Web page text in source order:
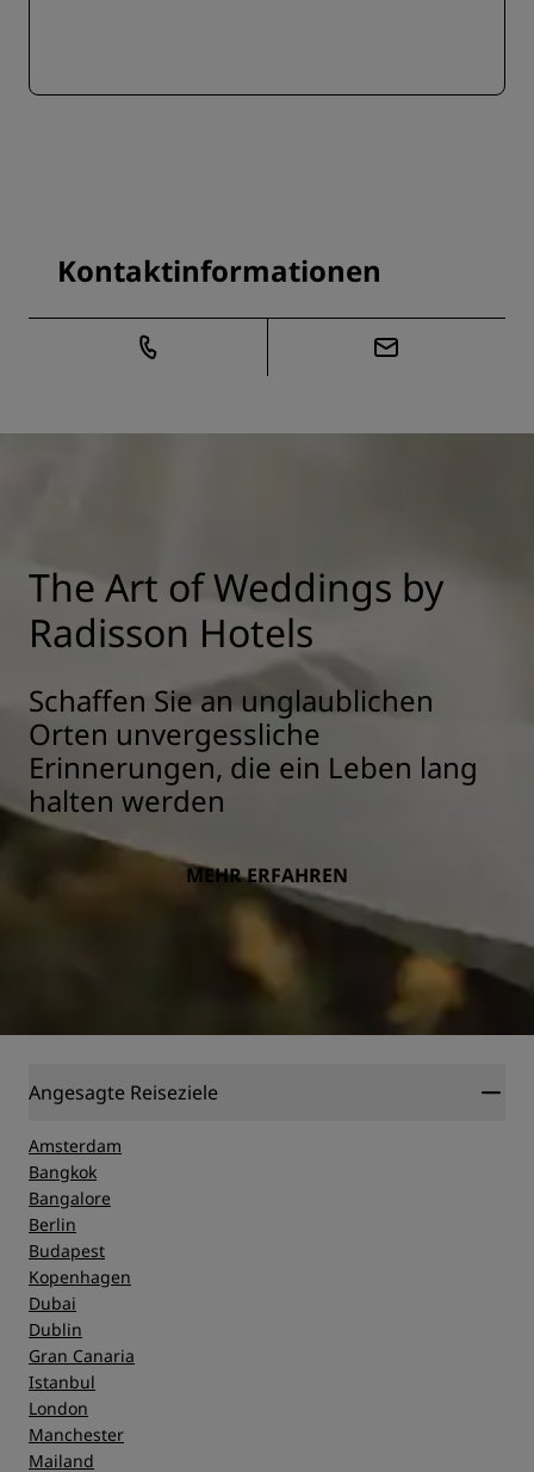
Kontaktinformationen
The Art of Weddings by
Radisson Hotels
Schaffen Sie an unglaublichen
Orten unvergessliche
Erinnerungen, die ein Leben lang
halten werden
MEHR ERFAHREN
Angesagte Reiseziele
Amsterdam
Bangkok
Bangalore
Berlin
Budapest
Kopenhagen
Dubai
Dublin
Gran Canaria
Istanbul
London
Manchester
Mailand